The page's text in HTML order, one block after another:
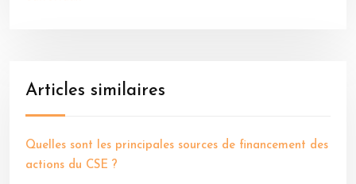
Articles similaires
Quelles sont les principales sources de financement des
actions du CSE ?